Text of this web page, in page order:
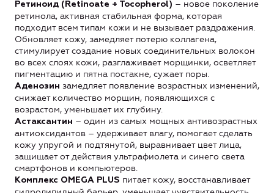
Ретиноид (Retinoate + Tocopherol) – новое поколение
ретинола, активная стабильная форма, которая
подходит всем типам кожи и не вызывает раздражения.
Обновляет кожу, замедляет потерю коллагена,
стимулирует создание новых соединительных волокон
во всех слоях кожи, разглаживает морщинки, осветляет
пигментацию и пятна постакне, сужает поры.
Аденозин замедляет появление возрастных изменений,
снижает количество морщин, появляющихся с
возрастом, уменьшает их глубину.
Астаксантин – один из самых мощных антивозрастных
антиоксидантов – удерживает влагу, помогает сделать
кожу упругой и подтянутой, выравнивает цвет лица,
защищает от действия ультрафиолета и синего света
смартфонов и компьютеров.
Комплекс OMEGA PLUS питает кожу, восстанавливает